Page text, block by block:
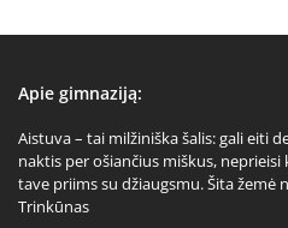
Apie gimnaziją:
Aistuva – tai milžiniška šalis: gali eiti
naktis per ošiančius miškus,
tave priims su džiaugsmu. Šita žemė
Trinkūnas